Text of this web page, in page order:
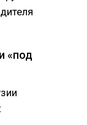
«под